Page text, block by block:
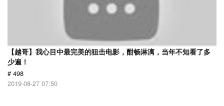
【越哥】我心目中最完美的狙击电影，酣畅淋漓，当年不知看了多
少遍！
# 498
2019-08-27 07:50